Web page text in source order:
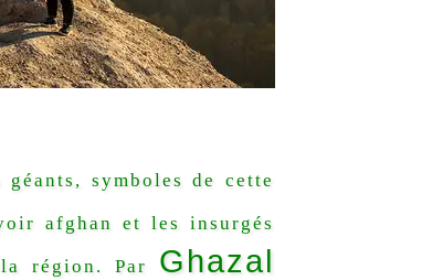
symboles de cette
afghan et les insurgés
région. Par Ghazal